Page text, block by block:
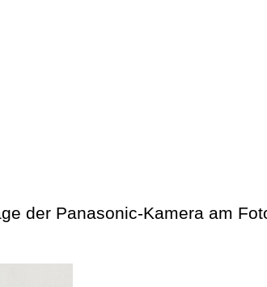
der Panasonic-Kamera am